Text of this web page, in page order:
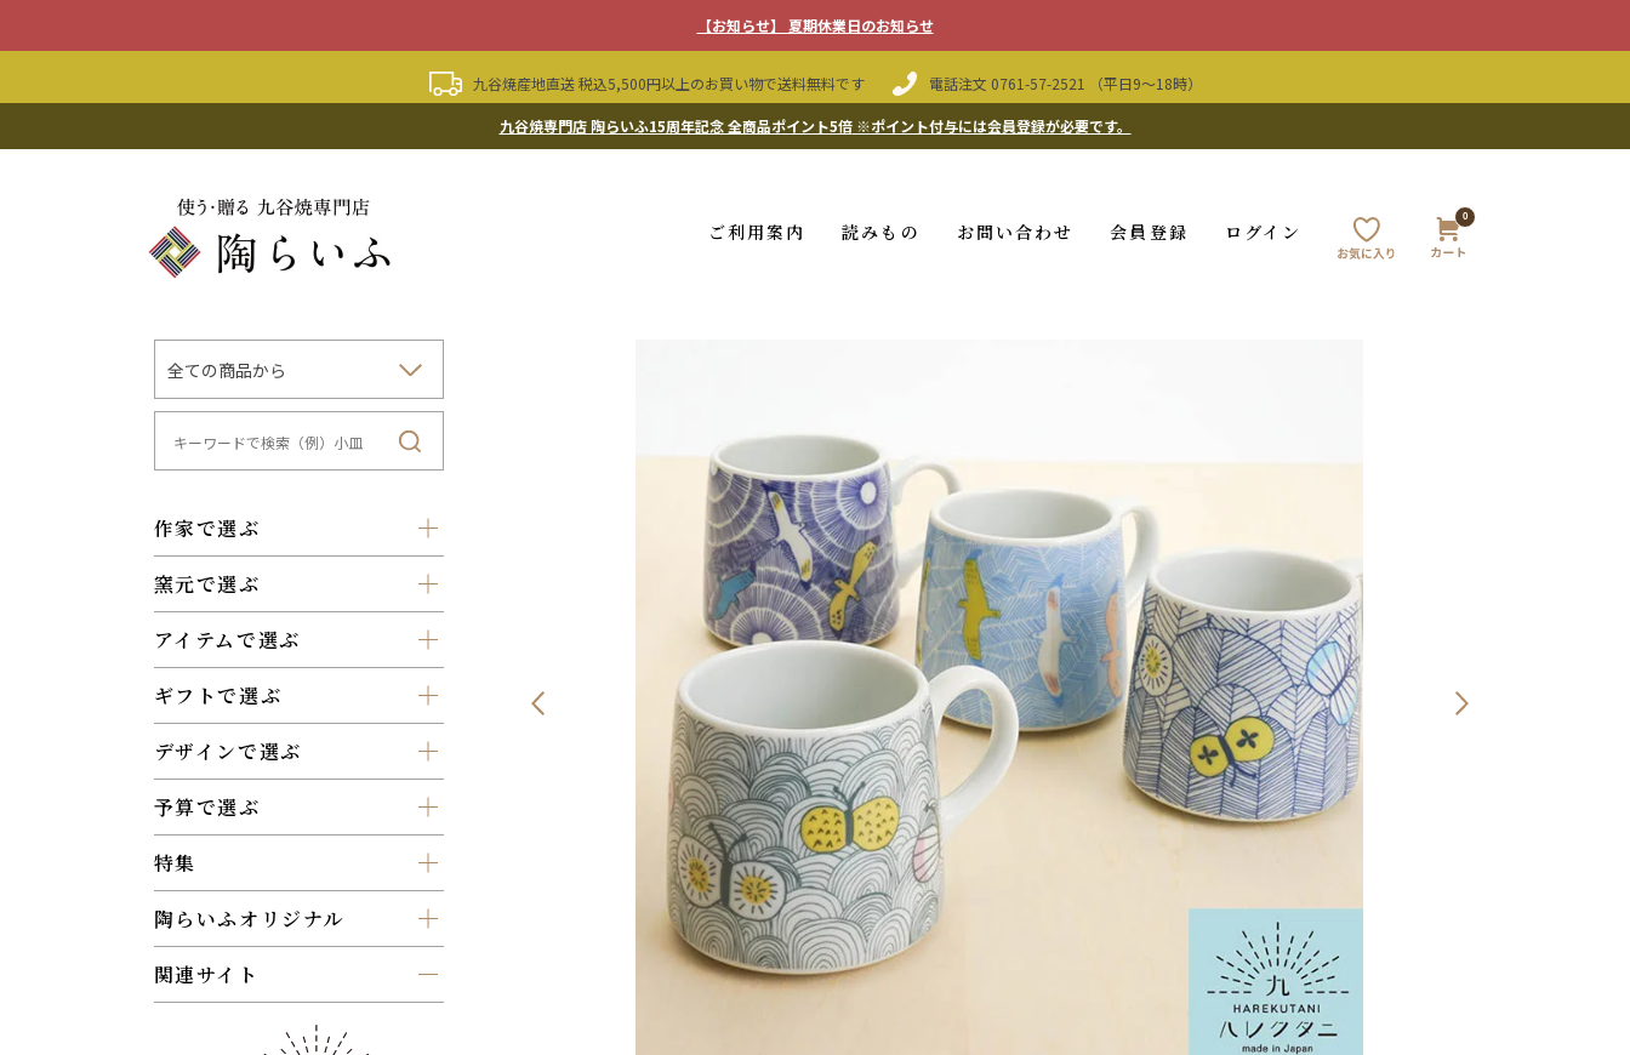
【お知らせ】 夏期休業日のお知らせ
九谷焼産地直送 税込5,500円以上のお買い物で送料無料です 電話注文 0761-57-2521 （平日9〜18時）
九谷焼専門店 陶らいふ15周年記念 全商品ポイント5倍※ポイント付与には会員登録が必要です。
ご利用案内 読みもの お問い合わせ 会員登録 ログイン
0
作家で選ぶ
窯元で選ぶ
アイテムで選ぶ
ギフトで選ぶ
デザインで選ぶ
予算で選ぶ
特集
陶らいふオリジナル
関連サイト